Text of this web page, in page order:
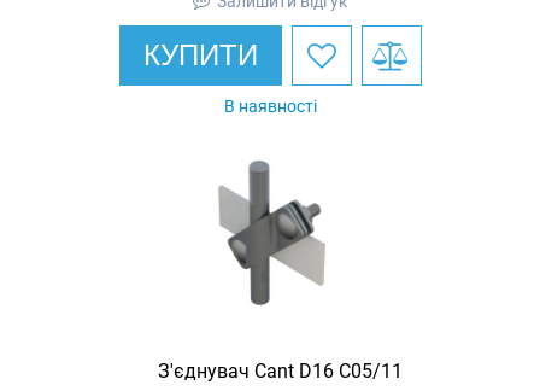
КУПИТИ
В наявності
З'єднувач Cant D16 C05/11